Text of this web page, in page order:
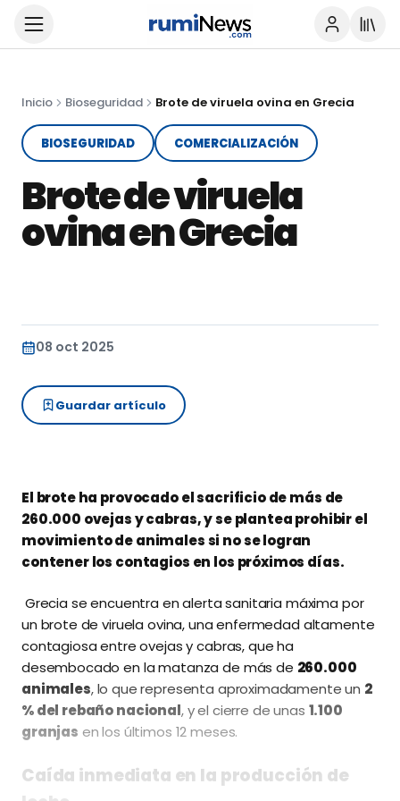
Inicio Bioseguridad Brote de viruela ovina en Grecia
BIOSEGURIDAD COMERCIALIZACIÓN
Brote de viruela
ovina en Grecia
08 oct 2025
Guardar artículo
El brote ha provocado el sacrificio de más de
260.000 ovejas y cabras, y se plantea prohibir el
movimiento de animales si no se logran
contener los contagios en los próximos días.
Grecia se encuentra en alerta sanitaria máxima por
un brote de viruela ovina, una enfermedad altamente
contagiosa entre ovejas y cabras, que ha
desembocado en la matanza de más de 260.000
animales, lo que representa aproximadamente un 2
% del rebaño nacional, y el cierre de unas 1.100
granjas en los últimos 12 meses.
Caída inmediata en la producción de